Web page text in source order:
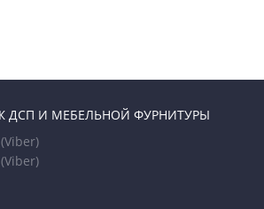
ДСП И МЕБЕЛЬНОЙ ФУРНИТУРЫ
(Viber)
(Viber)